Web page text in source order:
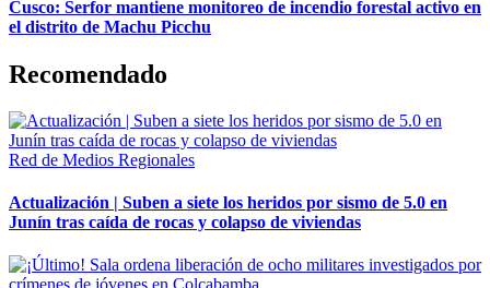
Cusco: Serfor mantiene monitoreo de incendio forestal activo en
el distrito de Machu Picchu
Recomendado
Red de Medios Regionales
Actualización | Suben a siete los heridos por sismo de 5.0 en
Junín tras caída de rocas y colapso de viviendas